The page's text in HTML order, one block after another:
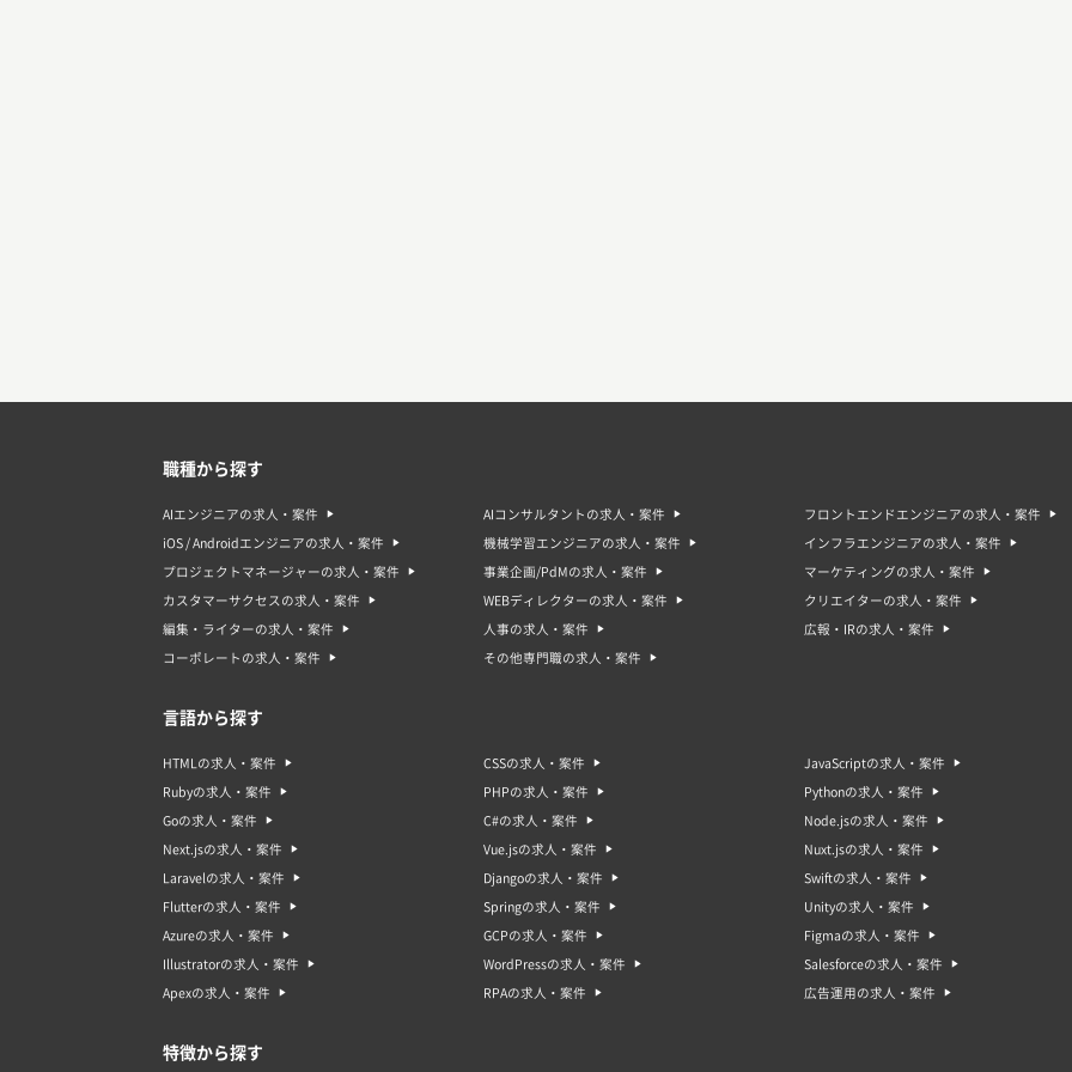
職種から探す
AIエンジニアの求人・案件 AIコンサルタントの求人・案件 フロントエンドエンジニアの求人・案件
iOS / Androidエンジニアの求人・案件 機械学習エンジニアの求人・案件 インフラエンジニアの求人・案件
プロジェクトマネージャーの求人・案件 事業企画/PdMの求人・案件 マーケティングの求人・案件
カスタマーサクセスの求人・案件 WEBディレクターの求人・案件 クリエイターの求人・案件
編集・ライターの求人・案件 人事の求人・案件 広報・IRの求人・案件
コーポレートの求人・案件 その他専門職の求人・案件
言語から探す
HTMLの求人・案件 CSSの求人・案件 JavaScriptの求人・案件
Rubyの求人・案件 PHPの求人・案件 Pythonの求人・案件
Goの求人・案件 C#の求人・案件 Node.jsの求人・案件
Next.jsの求人・案件 Vue.jsの求人・案件 Nuxt.jsの求人・案件
Laravelの求人・案件 Djangoの求人・案件 Swiftの求人・案件
Flutterの求人・案件 Springの求人・案件 Unityの求人・案件
Azureの求人・案件 GCPの求人・案件 Figmaの求人・案件
Illustratorの求人・案件 WordPressの求人・案件 Salesforceの求人・案件
Apexの求人・案件 RPAの求人・案件 広告運用の求人・案件
特徴から探す